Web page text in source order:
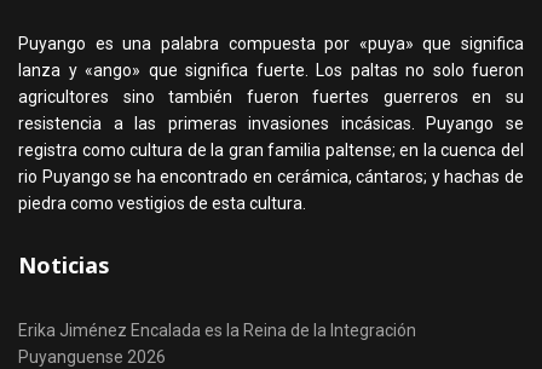
Puyango es una palabra compuesta por «puya» que significa
lanza y «ango» que significa fuerte. Los paltas no solo fueron
agricultores sino también fueron fuertes guerreros en su
resistencia a las primeras invasiones incásicas. Puyango se
registra como cultura de la gran familia paltense; en la cuenca del
rio Puyango se ha encontrado en cerámica, cántaros; y hachas de
piedra como vestigios de esta cultura.
Noticias
Erika Jiménez Encalada es la Reina de la Integración
Puyanguense 2026